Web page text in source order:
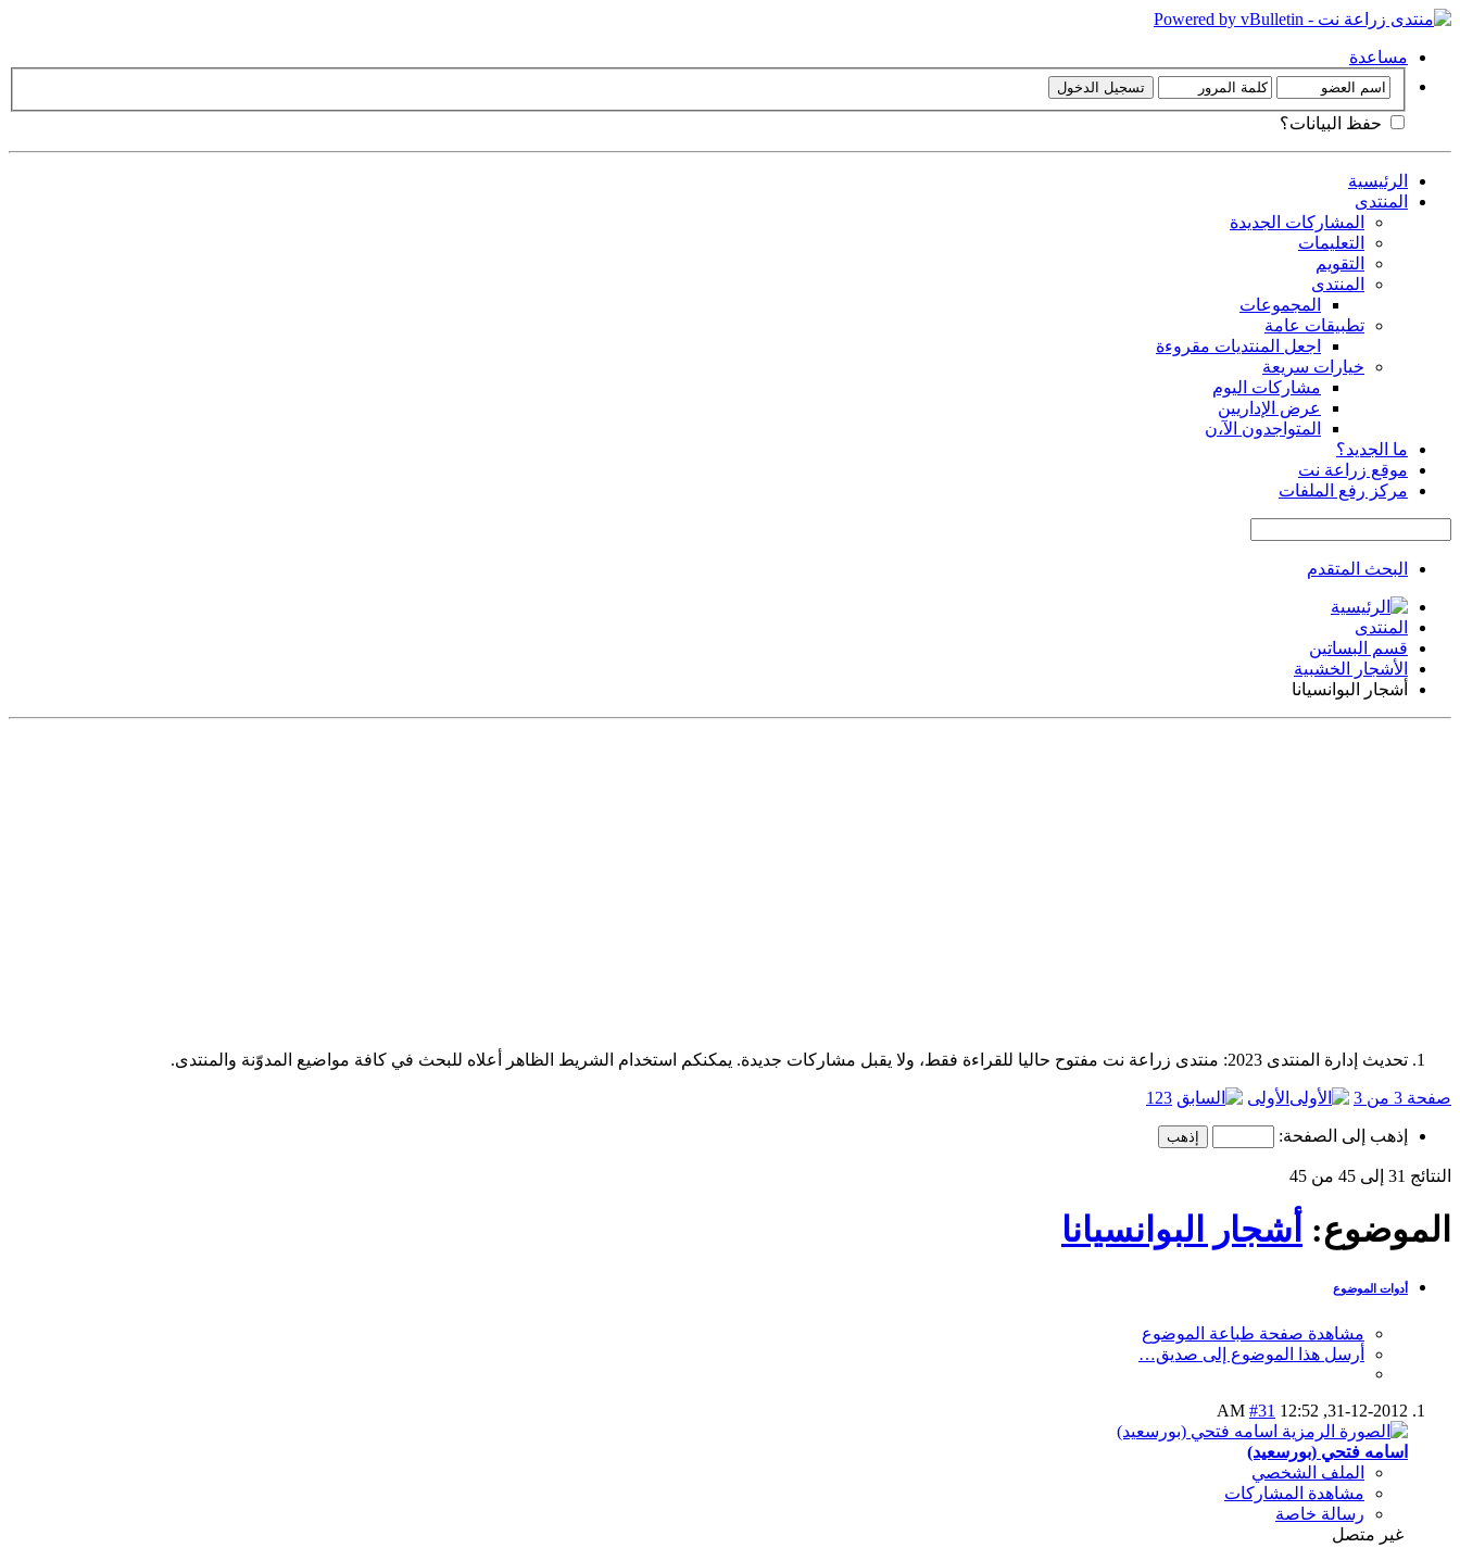
مساعدة
حفظ البيانات؟
الرئيسية
المنتدى
المشاركات الجديدة
التعليمات
التقويم
المنتدى
المجموعات
تطبيقات عامة
اجعل المنتديات مقروءة
خيارات سريعة
مشاركات اليوم
عرض الإداريين
المتواجدون الآ،ن
ما الجديد؟
موقع زراعة نت
مركز رفع الملفات
البحث المتقدم
المنتدى
قسم البساتين
الأشجار الخشبية
أشجار البوانسيانا
تحديث إدارة المنتدى 2023: منتدى زراعة نت مفتوح حاليا للقراءة فقط، ولا يقبل مشاركات جديدة. يمكنكم استخدام الشريط الظاهر أعلاه للبحث في كافة مواضيع المدوّنة والمنتدى.
صفحة 3 من 3 الأولى 1 23
إذهب إلى الصفحة:
النتائج 31 إلى 45 من 45
الموضوع: أشجار البوانسيانا
أدوات الموضوع
مشاهدة صفحة طباعة الموضوع
أرسل هذا الموضوع إلى صديق…
31-12-2012,
12:52 AM
#31
اسامه فتحي (بورسعيد)
الملف الشخصي
مشاهدة المشاركات
رسالة خاصة
غير متصل